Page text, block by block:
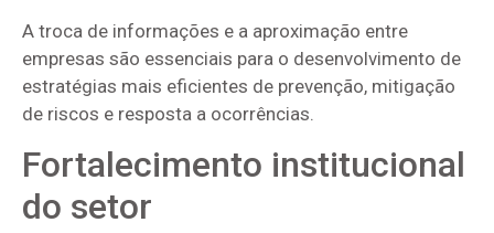
A troca de informações e a aproximação entre
empresas são essenciais para o desenvolvimento de
estratégias mais eficientes de prevenção, mitigação
de riscos e resposta a ocorrências.
Fortalecimento institucional
do setor